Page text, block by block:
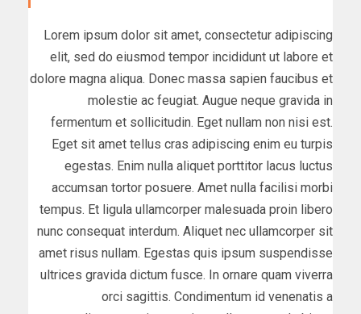
Lorem ipsum dolor sit amet, consectetur adipiscing
elit, sed do eiusmod tempor incididunt ut labore et
dolore magna aliqua. Donec massa sapien faucibus et
molestie ac feugiat. Augue neque gravida in
fermentum et sollicitudin. Eget nullam non nisi est.
Eget sit amet tellus cras adipiscing enim eu turpis
egestas. Enim nulla aliquet porttitor lacus luctus
accumsan tortor posuere. Amet nulla facilisi morbi
tempus. Et ligula ullamcorper malesuada proin libero
nunc consequat interdum. Aliquet nec ullamcorper sit
amet risus nullam. Egestas quis ipsum suspendisse
ultrices gravida dictum fusce. In ornare quam viverra
orci sagittis. Condimentum id venenatis a